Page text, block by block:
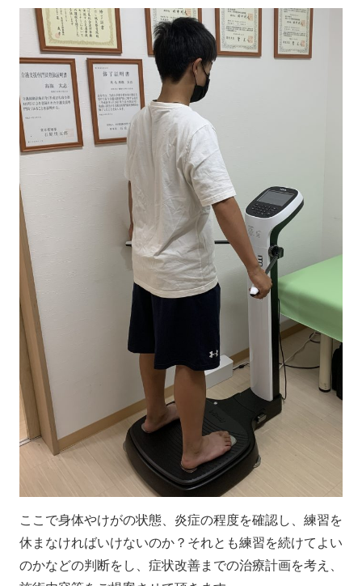
ここで身体やけがの状態、炎症の程度を確認し、練習を
休まなければいけないのか？それとも練習を続けてよい
のかなどの判断をし、症状改善までの治療計画を考え、